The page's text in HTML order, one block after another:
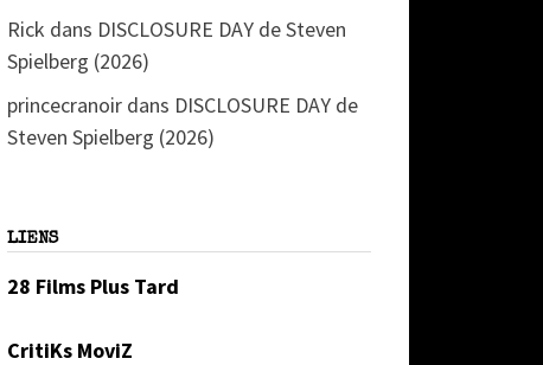
Rick dans DISCLOSURE DAY de Steven
Spielberg (2026)
princecranoir dans DISCLOSURE DAY de
Steven Spielberg (2026)
LIENS
28 Films Plus Tard
CritiKs MoviZ